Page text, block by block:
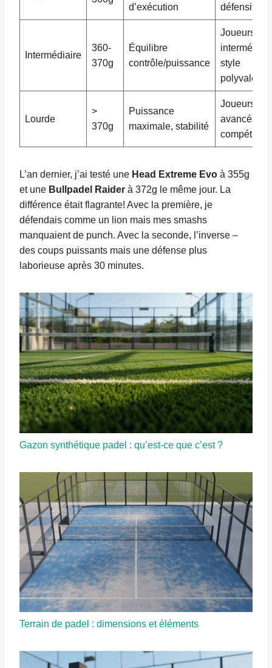
d’exécution
défensif
Intermédiaire
360-
370g
Équilibre
contrôle/puissance
Joueurs
style
polyvalent
Lourde
>
370g
Puissance
maximale, stabilité
Joueurs
avancés,
L’an dernier, j’ai testé une Head Extreme Evo à 355g
et une Bullpadel Raider à 372g le même jour. La
différence était flagrante! Avec la première, je
défendais comme un lion mais mes smashs
manquaient de punch. Avec la seconde, l’inverse –
des coups puissants mais une défense plus
laborieuse après 30 minutes.
Gazon synthétique padel : qu’est-ce que c’est ?
Terrain de padel : dimensions et éléments